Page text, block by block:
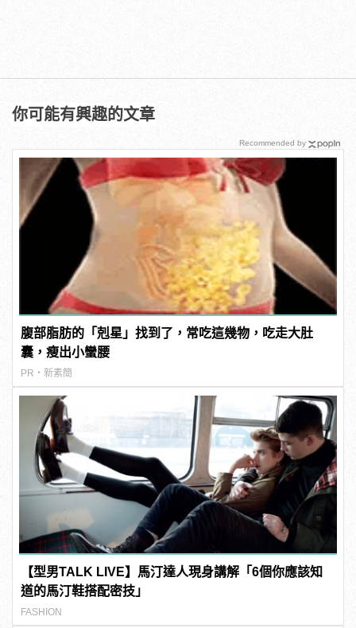
你可能有興趣的文章
腹部脂肪的「剋星」找到了，常吃這幾物，吃走大肚
囊，瘦出小蠻腰
PR・新素簡
【型男TALK LIVE】馬汀達人現身講解「6個你應該知
道的馬汀鞋搭配密技」
FASHION
Recommended by